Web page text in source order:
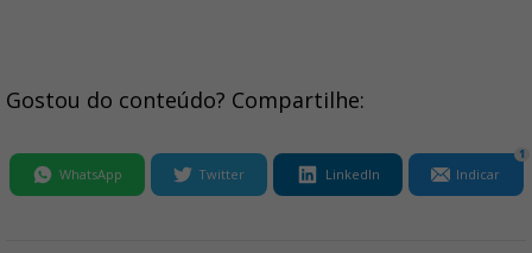
Gostou do conteúdo? Compartilhe:
WhatsApp Twitter LinkedIn Indicar
1